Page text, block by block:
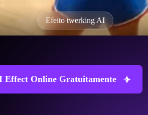
Efeito twerking AI
Effect Online Gratuitamente